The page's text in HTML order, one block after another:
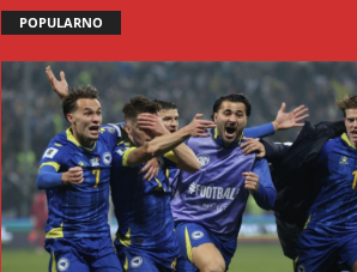
POPULARNO